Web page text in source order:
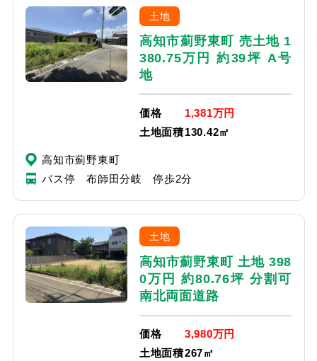
土地
高知市薊野東町 売土地 1
380.75万円 約39坪 A号
地
価格
1,381万円
土地面積130.42㎡
高知市薊野東町
バス停 布師田分岐 停歩2分
土地
高知市薊野東町 土地 398
0万円 約80.76坪 分割可
南北両面道路
価格
3,980万円
土地面積267㎡